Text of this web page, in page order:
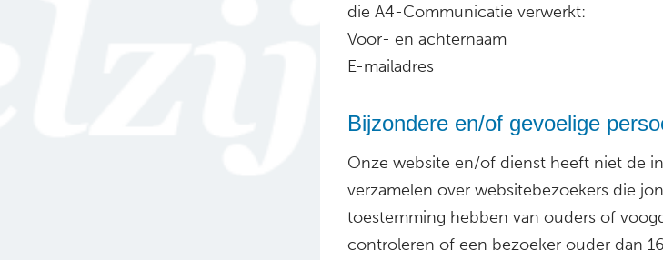
die A4-Communicatie verwerkt:
Voor- en achternaam
E-mailadres
Bijzondere en/of gevoelige
Onze website en/of dienst heeft niet de
verzamelen over websitebezoekers die
toestemming hebben van ouders of
controleren of een bezoeker ouder dan